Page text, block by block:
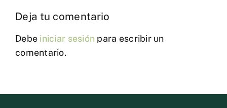
Deja tu comentario
Debe iniciar sesión para escribir un
comentario.